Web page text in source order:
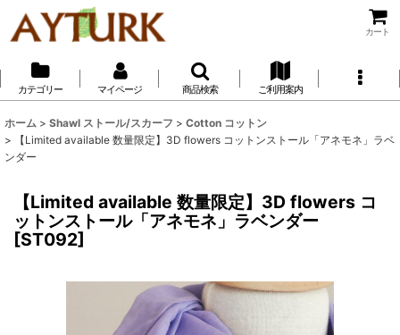
カート
カテゴリー マイページ 商品検索 ご利用案内
ホーム > Shawl ストール/スカーフ > Cotton コットン
>
【Limited available 数量限定】3D flowers コットンストール「アネモネ」ラベ
ンダー
【Limited available 数量限定】3D flowers コ
ットンストール「アネモネ」ラベンダー
[ST092]